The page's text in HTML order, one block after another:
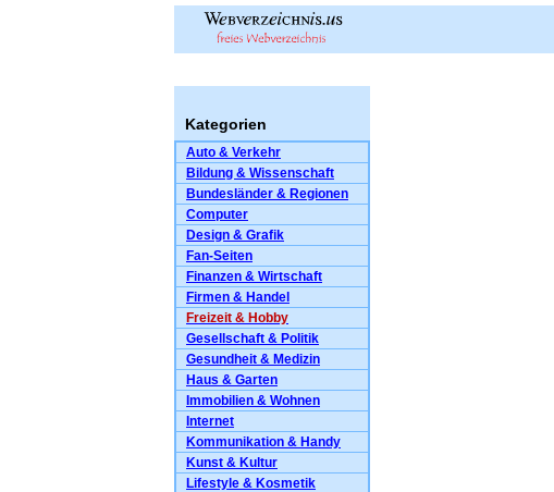
Kategorien
Auto & Verkehr
Bildung & Wissenschaft
Bundesländer & Regionen
Computer
Design & Grafik
Fan-Seiten
Finanzen & Wirtschaft
Firmen & Handel
Freizeit & Hobby
Gesellschaft & Politik
Gesundheit & Medizin
Haus & Garten
Immobilien & Wohnen
Internet
Kommunikation & Handy
Kunst & Kultur
Lifestyle & Kosmetik